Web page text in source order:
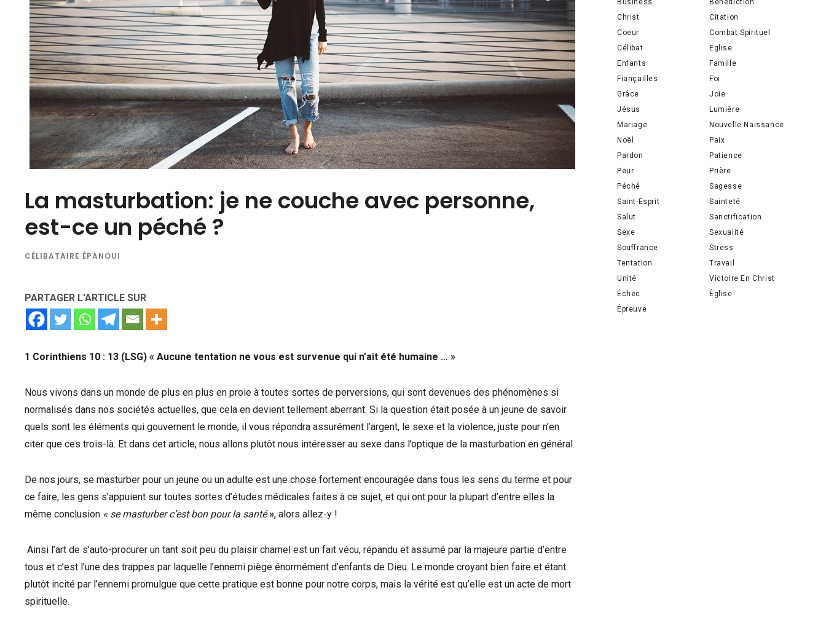
La masturbation: je ne couche avec personne,
est-ce un péché ?
CÉLIBATAIRE ÉPANOUI
PARTAGER L'ARTICLE SUR
1 Corinthiens 10 : 13 (LSG) « Aucune tentation ne vous est survenue qui n’ait été humaine … »
Nous vivons dans un monde de plus en plus en proie à toutes sortes de perversions, qui sont devenues des phénomènes si
normalisés dans nos sociétés actuelles, que cela en devient tellement aberrant. Si la question était posée à un jeune de savoir
quels sont les éléments qui gouvernent le monde, il vous répondra assurément l’argent, le sexe et la violence, juste pour n’en
citer que ces trois-là. Et dans cet article, nous allons plutôt nous intéresser au sexe dans l’optique de la masturbation en général.
De nos jours, se masturber pour un jeune ou un adulte est une chose fortement encouragée dans tous les sens du terme et pour
ce faire, les gens s’appuient sur toutes sortes d’études médicales faites à ce sujet, et qui ont pour la plupart d’entre elles la
même conclusion « se masturber c’est bon pour la santé», alors allez-y !
Ainsi l’art de s’auto-procurer un tant soit peu du plaisir charnel est un fait vécu, répandu et assumé par la majeure partie d’entre
tous et c’est l’une des trappes par laquelle l’ennemi piège énormément d’enfants de Dieu. Le monde croyant bien faire et étant
plutôt incité par l’ennemi promulgue que cette pratique est bonne pour notre corps, mais la vérité est qu’elle est un acte de mort
spirituelle.
Business
Bénédiction
Christ
Citation
Coeur
Combat Spirituel
Célibat
Eglise
Enfants
Famille
Fiançailles
Foi
Grâce
Joie
Jésus
Lumière
Mariage
Nouvelle Naissance
Noël
Paix
Pardon
Patience
Peur
Prière
Péché
Sagesse
Saint-Esprit
Sainteté
Salut
Sanctification
Sexe
Sexualité
Souffrance
Stress
Tentation
Travail
Unité
Victoire En Christ
Échec
Église
Épreuve